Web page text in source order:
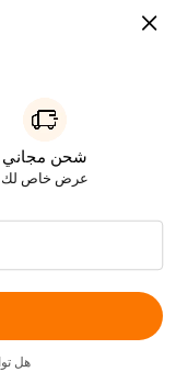
شحن مجاني
عرض خاص لك
هل